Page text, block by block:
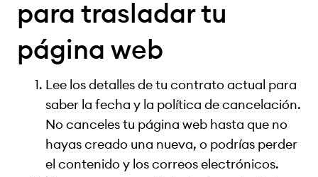
para trasladar tu
página web
Lee los detalles de tu contrato actual para
saber la fecha y la política de cancelación.
No canceles tu página web hasta que no
hayas creado una nueva, o podrías perder
el contenido y los correos electrónicos.